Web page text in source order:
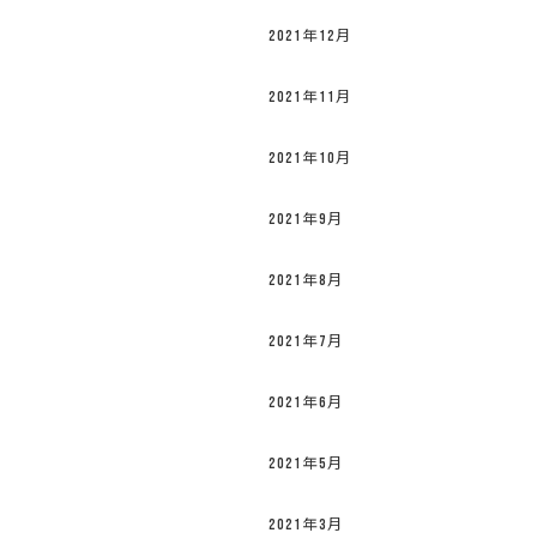
2021年12月
2021年11月
2021年10月
2021年9月
2021年8月
2021年7月
2021年6月
2021年5月
2021年3月